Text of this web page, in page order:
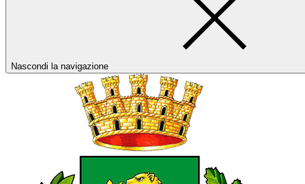
Nascondi la navigazione